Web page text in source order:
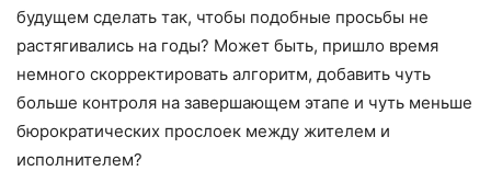
будущем сделать так, чтобы подобные просьбы не
растягивались на годы? Может быть, пришло время
немного скорректировать алгоритм, добавить чуть
больше контроля на завершающем этапе и чуть меньше
бюрократических прослоек между жителем и
исполнителем?